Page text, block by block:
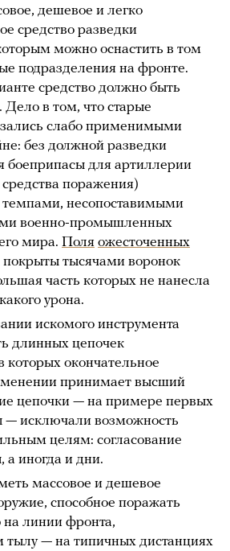
дешевое и легко
средство разведки
можно оснастить в том
подразделения на фронте.
средство должно быть
в том, что старые
слабо применимыми
без должной разведки
боеприпасы для артиллерии
средства поражения)
темпами, несопоставимыми
военно-промышленных
мира. Поля ожесточенных
покрыты тысячами воронок
часть которых не нанесла
урона.
искомого инструмента
длинных цепочек
которых окончательное
принимает высший
цепочки — на примере первых
— исключали возможность
целям: согласование
а иногда и дни.
массовое и дешевое
способное поражать
на линии фронта,
тылу — на типичных дистанциях